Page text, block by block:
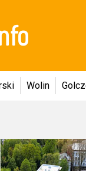
Wolin